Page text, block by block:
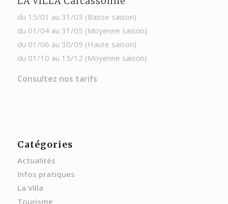
du 15/01 au 31/03 (Basse saison)
du 01/04 au 31/05 (Moyenne saison)
du 01/06 au 30/09 (Haute saison)
du 01/10 au 15/12 (Moyenne saison)
Consultez nos tarifs
Catégories
Actualités
Infos pratiques
La Villa
Tourisme